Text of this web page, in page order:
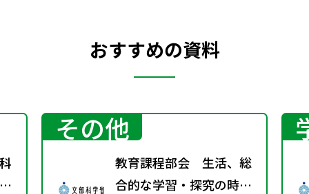
おすすめの資料
その他
教育課程部会 生活、総
合的な学習・探究の時間